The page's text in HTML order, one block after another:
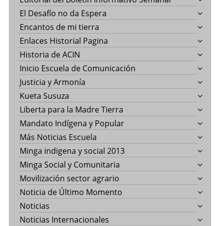
El Desafío no da Espera
Encantos de mi tierra
Enlaces Historial Pagina
Historia de ACIN
Inicio Escuela de Comunicación
Justicia y Armonía
Kueta Susuza
Liberta para la Madre Tierra
Mandato Indígena y Popular
Más Noticias Escuela
Minga indigena y social 2013
Minga Social y Comunitaria
Movilización sector agrario
Noticia de Último Momento
Noticias
Noticias Internacionales